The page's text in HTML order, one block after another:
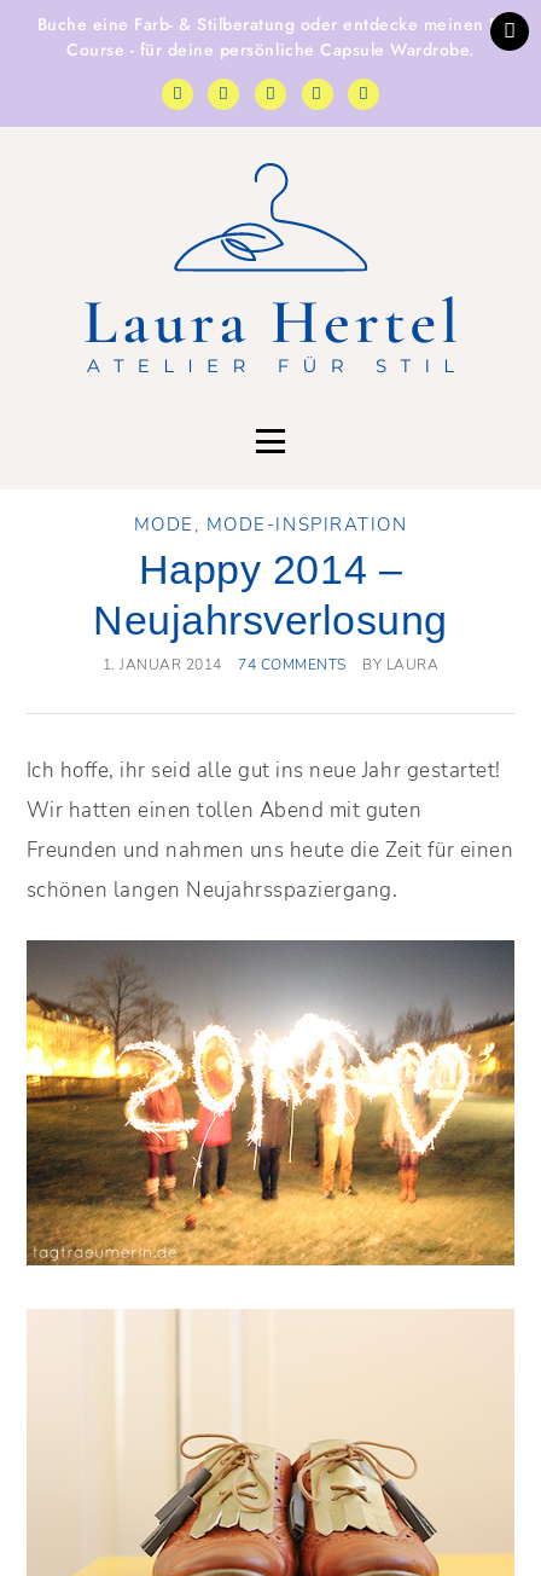
Buche eine Farb- & Stilberatung oder entdecke meinen E-
Course - für deine persönliche Capsule Wardrobe.
MODE , MODE-INSPIRATION
Happy 2014 –
Neujahrsverlosung
1. JANUAR 2014 74 COMMENTS BY LAURA
Ich hoffe, ihr seid alle gut ins neue Jahr gestartet!
Wir hatten einen tollen Abend mit guten
Freunden und nahmen uns heute die Zeit für einen
schönen langen Neujahrsspaziergang.